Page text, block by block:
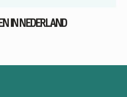
IN NEDERLAND